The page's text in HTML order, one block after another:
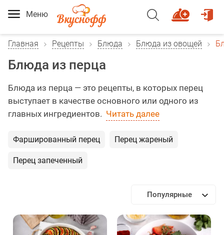
Меню
Главная Рецепты Блюда Блюда из овощей
Блюда из перца
Блюда из перца — это рецепты, в которых перец
выступает в качестве основного или одного из
главных ингредиентов. Читать далее
Фаршированный перец Перец жареный
Перец запеченный
Популярные